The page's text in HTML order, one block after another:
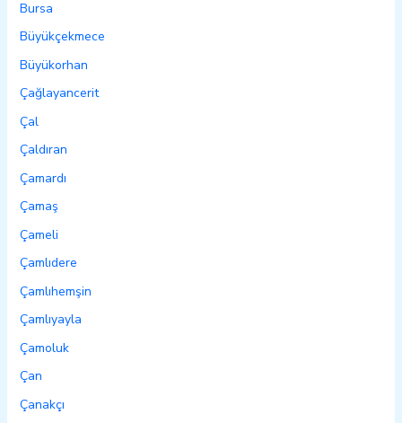
Bursa
Büyükçekmece
Büyükorhan
Çağlayancerit
Çal
Çaldıran
Çamardı
Çamaş
Çameli
Çamlıdere
Çamlıhemşin
Çamlıyayla
Çamoluk
Çan
Çanakçı